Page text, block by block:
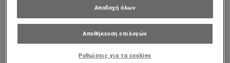
Αποδοχή όλων
Αποθήκευση επιλογών
Ρυθμίσεις για τα cookies